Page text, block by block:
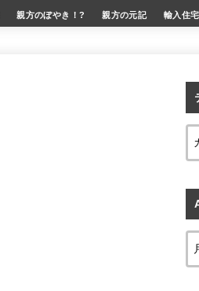
親方のぼやき！? 親方の元記 輸入住